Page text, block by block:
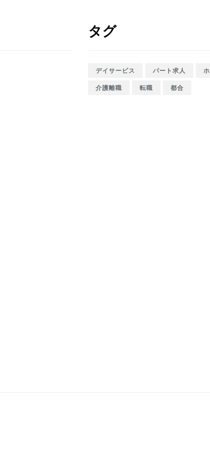
タグ
デイサービス パート求人
介護離職 転職 都合